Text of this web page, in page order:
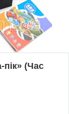
пік» (Час